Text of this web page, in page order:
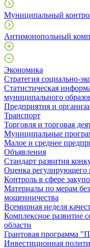
Муниципальный
Антимонопольный
Экономика
Стратегия социально-
Статистическая
муниципального
Предприятия и
Транспорт
Торговля и торговая
Муниципальные
Малое и среднее
Объявления
Стандарт развития
Оценка регулирующего
Контроль в сфере
Материалы по мерам
мошенничества
Всемирная неделя
Комплексное развитие
области
Грантовая программа
Инвестиционная